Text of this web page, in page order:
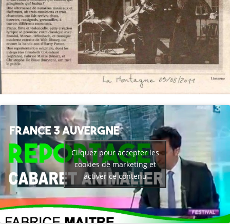
Cliquez pour accepter les
cookies de marketing et
activer ce contenu